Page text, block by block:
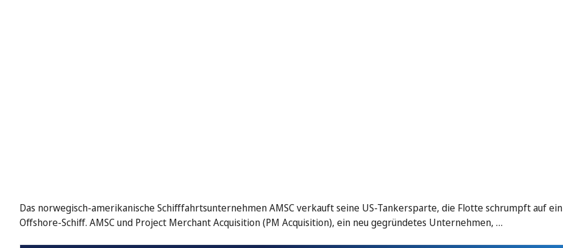
Das norwegisch-amerikanische Schifffahrtsunternehmen AMSC verkauft seine US-Tankersparte, die Flotte schrumpft auf ein
Offshore-Schiff. AMSC und Project Merchant Acquisition (PM Acquisition), ein neu gegründetes Unternehmen, …